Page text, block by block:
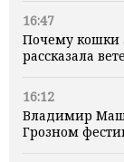
16:47
Почему кошки
рассказала
16:12
Владимир
Грозном